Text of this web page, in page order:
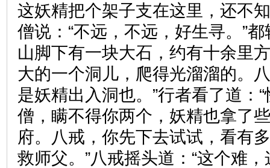
这妖精把个架子支在这里，还不
僧说：“不远，不远，好生寻。”
山脚下有一块大石，约有十余里
大的一个洞儿，爬得光溜溜的。
是妖精出入洞也。”行者看了道：
僧，瞒不得你两个，妖精也拿了
府。八戒，你先下去试试，看有
救师父。”八戒摇头道：“这个难